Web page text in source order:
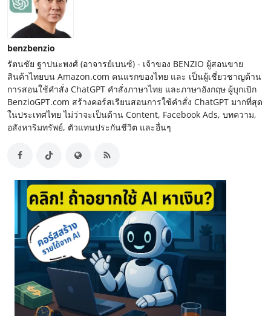
benzbenzio
รัตนชัย ฐาปนะพงศ์ (อาจารย์เบนซ์) - เจ้าของ BENZIO ผู้สอนขาย
สินค้าไทยบน Amazon.com คนแรกของไทย และ เป็นผู้เชี่ยวชาญด้าน
การสอนใช้คำสั่ง ChatGPT คำสั่งภาษาไทย และภาษาอังกฤษ ผู้บุกเบิก
BenzioGPT.com สร้างคอร์สเรียนสอนการใช้คำสั่ง ChatGPT มากที่สุด
ในประเทศไทย ไม่ว่าจะเป็นด้าน Content, Facebook Ads, บทความ,
อสังหาริมทรัพย์, ตัวแทนประกันชีวิต และอื่นๆ